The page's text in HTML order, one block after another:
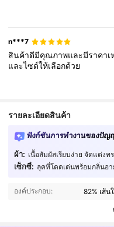
n***7
สินค้าดีมีคุณภาพและมีราคาเ
และไซด์ให้เลือกด้วย
รายละเอียดสินค้า
ฟังก์ชันการทำงานของปัญ
ผ้า: เนื้อสัมผัสเรียบง่าย จัดแต่งท
เซ็กซี่: ลุคที่โดดเด่นพร้อมกลิ่นอา
องค์ประกอบ: 82% เส้น
4.87 547K ผู้ติดตาม